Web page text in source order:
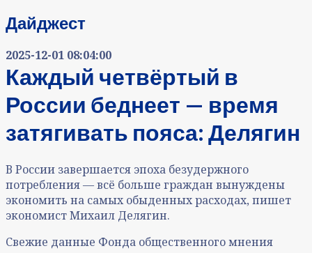
Дайджест
2025-12-01 08:04:00
Каждый четвёртый в
России беднеет — время
затягивать пояса: Делягин
В России завершается эпоха безудержного
потребления — всё больше граждан вынуждены
экономить на самых обыденных расходах, пишет
экономист Михаил Делягин.
Свежие данные Фонда общественного мнения